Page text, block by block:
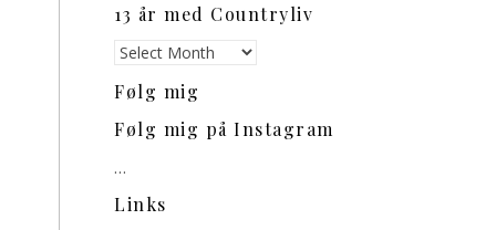
13 år med Countryliv
13
med
Countryliv
Følg mig
Følg mig på Instagram
…
Links